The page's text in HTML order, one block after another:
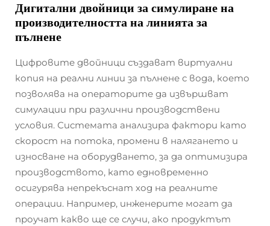
Дигитални двойници за симулиране на
производителността на линията за
пълнене
Цифровите двойници създават виртуални
копия на реални линии за пълнене с вода, което
позволява на операторите да извършват
симулации при различни производствени
условия. Системата анализира фактори като
скорост на потока, промени в налягането и
износване на оборудването, за да оптимизира
производството, като едновременно
осигурява непрекъснат ход на реалните
операции. Например, инженерите могат да
проучат какво ще се случи, ако продуктът